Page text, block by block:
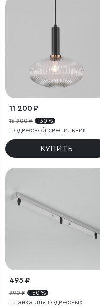
11 200 ₽
15 900 ₽ - 30 %
Подвесной светильник
КУПИТЬ
495 ₽
990 ₽ - 50 %
Планка для подвесных